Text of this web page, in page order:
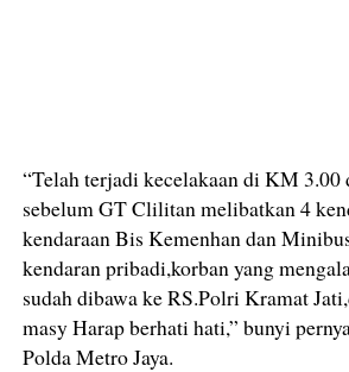
“Telah terjadi kecelakaan di KM
sebelum GT Clilitan melibatkan 4
kendaraan Bis Kemenhan dan
kendaran pribadi,korban yang
sudah dibawa ke RS.Polri Kramat
masy Harap berhati hati,” bunyi
Polda Metro Jaya.